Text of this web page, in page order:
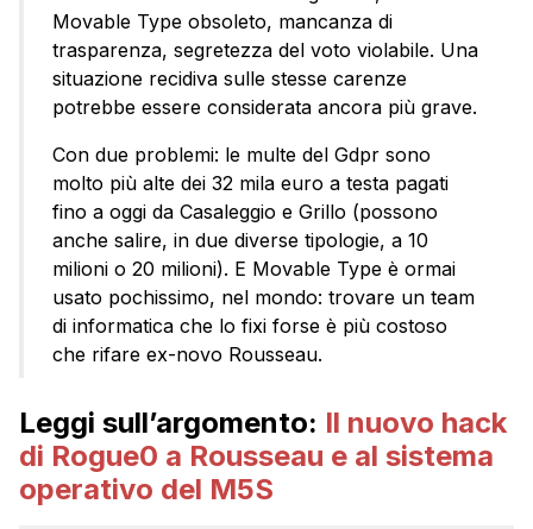
Movable Type obsoleto, mancanza di
trasparenza, segretezza del voto violabile. Una
situazione recidiva sulle stesse carenze
potrebbe essere considerata ancora più grave.
Con due problemi: le multe del Gdpr sono
molto più alte dei 32 mila euro a testa pagati
fino a oggi da Casaleggio e Grillo (possono
anche salire, in due diverse tipologie, a 10
milioni o 20 milioni). E Movable Type è ormai
usato pochissimo, nel mondo: trovare un team
di informatica che lo fixi forse è più costoso
che rifare ex-novo Rousseau.
Leggi sull’argomento: Il nuovo hack
di Rogue0 a Rousseau e al sistema
operativo del M5S